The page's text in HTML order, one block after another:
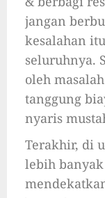
jangan
kesalahan
seluruhnya.
oleh
tanggung
nyaris
Terakhir, di
lebih